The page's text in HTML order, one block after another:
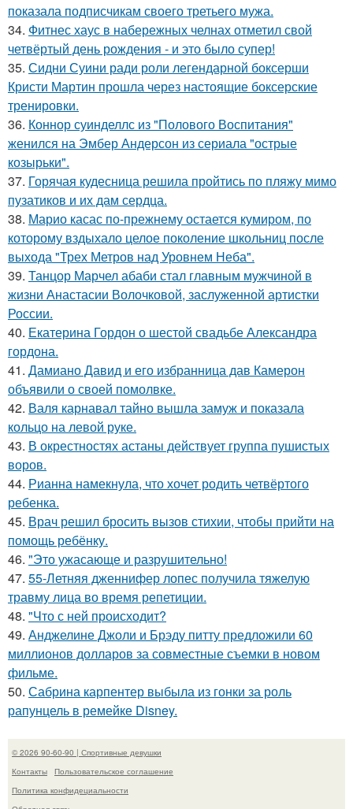
показала подписчикам своего третьего мужа.
34. Фитнес хаус в набережных челнах отметил свой
четвёртый день рождения - и это было супер!
35. Сидни Суини ради роли легендарной боксерши
Кристи Мартин прошла через настоящие боксерские
тренировки.
36. Коннор суинделлс из "Полового Воспитания"
женился на Эмбер Андерсон из сериала "острые
козырьки".
37. Горячая кудесница решила пройтись по пляжу мимо
пузатиков и их дам сердца.
38. Марио касас по-прежнему остается кумиром, по
которому вздыхало целое поколение школьниц после
выхода "Трех Метров над Уровнем Неба".
39. Танцор Марчел абаби стал главным мужчиной в
жизни Анастасии Волочковой, заслуженной артистки
России.
40. Екатерина Гордон о шестой свадьбе Александра
гордона.
41. Дамиано Давид и его избранница дав Камерон
объявили о своей помолвке.
42. Валя карнавал тайно вышла замуж и показала
кольцо на левой руке.
43. В окрестностях астаны действует группа пушистых
воров.
44. Рианна намекнула, что хочет родить четвёртого
ребенка.
45. Врач решил бросить вызов стихии, чтобы прийти на
помощь ребёнку.
46. "Это ужасающе и разрушительно!
47. 55-Летняя дженнифер лопес получила тяжелую
травму лица во время репетиции.
48. "Что с ней происходит?
49. Анджелине Джоли и Брэду питту предложили 60
миллионов долларов за совместные съемки в новом
фильме.
50. Сабрина карпентер выбыла из гонки за роль
рапунцель в ремейке Disney.
© 2026 90-60-90 | Спортивные девушки
Контакты
Пользовательское соглашение
Политика конфидециальности